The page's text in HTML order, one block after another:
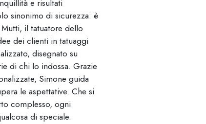
e risultati
sinonimo di sicurezza: è
il tatuatore dello
dei clienti in tatuaggi
disegnato su
di chi lo indossa. Grazie
Simone guida
le aspettative. Che si
complesso, ogni
di speciale.